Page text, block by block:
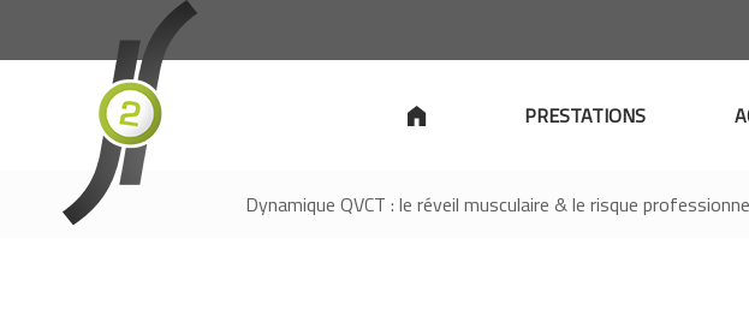
PRESTATIONS
Dynamique QVCT : le réveil musculaire & le risque